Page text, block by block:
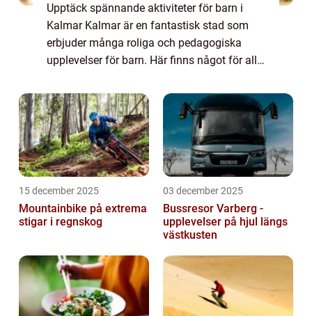
Upptäck spännande aktiviteter för barn i
Kalmar Kalmar är en fantastisk stad som
erbjuder många roliga och pedagogiska
upplevelser för barn. Här finns något för alla
utforska naturen, lära sig om historien ...
15 december 2025
Mountainbike på extrema
stigar i regnskog
03 december 2025
Bussresor Varberg -
upplevelser på hjul längs
västkusten